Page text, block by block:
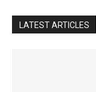
LATEST ARTICLES